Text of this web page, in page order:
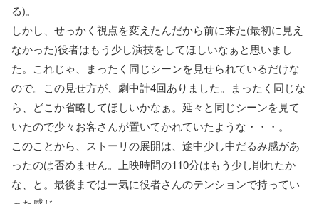
る)。
しかし、せっかく視点を変えたんだから前に来た(最初に見え
なかった)役者はもう少し演技をしてほしいなぁと思いまし
た。これじゃ、まったく同じシーンを見せられているだけな
ので。この見せ方が、劇中計4回ありました。まったく同じな
ら、どこか省略してほしいかなぁ。延々と同じシーンを見て
いたので少々お客さんが置いてかれていたような・・・。
このことから、ストーリの展開は、途中少し中だるみ感があ
ったのは否めません。上映時間の110分はもう少し削れたか
な、と。最後までは一気に役者さんのテンションで持ってい